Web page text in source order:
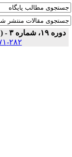
دوره ۱۹، شماره ۳ - ( ۱-۱۴۰۰ )
۲۸۲-۲۷۱